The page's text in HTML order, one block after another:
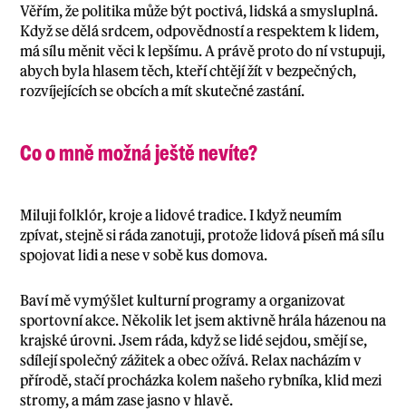
Věřím, že politika může být poctivá, lidská a smysluplná.
Když se dělá srdcem, odpovědností a respektem k lidem,
má sílu měnit věci k lepšímu. A právě proto do ní vstupuji,
abych byla hlasem těch, kteří chtějí žít v bezpečných,
rozvíjejících se obcích a mít skutečné zastání.
Co o mně možná ještě nevíte?
Miluji folklór, kroje a lidové tradice. I když neumím
zpívat, stejně si ráda zanotuji, protože lidová píseň má sílu
spojovat lidi a nese v sobě kus domova.
Baví mě vymýšlet kulturní programy a organizovat
sportovní akce. Několik let jsem aktivně hrála házenou na
krajské úrovni. Jsem ráda, když se lidé sejdou, smějí se,
sdílejí společný zážitek a obec ožívá. Relax nacházím v
přírodě, stačí procházka kolem našeho rybníka, klid mezi
stromy, a mám zase jasno v hlavě.